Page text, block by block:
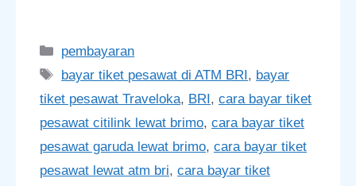
Categories
pembayaran
Tags
bayar tiket pesawat di ATM BRI, bayar
tiket pesawat Traveloka, BRI, cara bayar tiket
pesawat citilink lewat brimo, cara bayar tiket
pesawat garuda lewat brimo, cara bayar tiket
pesawat lewat atm bri, cara bayar tiket